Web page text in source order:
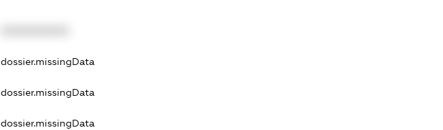
dossier.missingData
dossier.missingData
dossier.missingData